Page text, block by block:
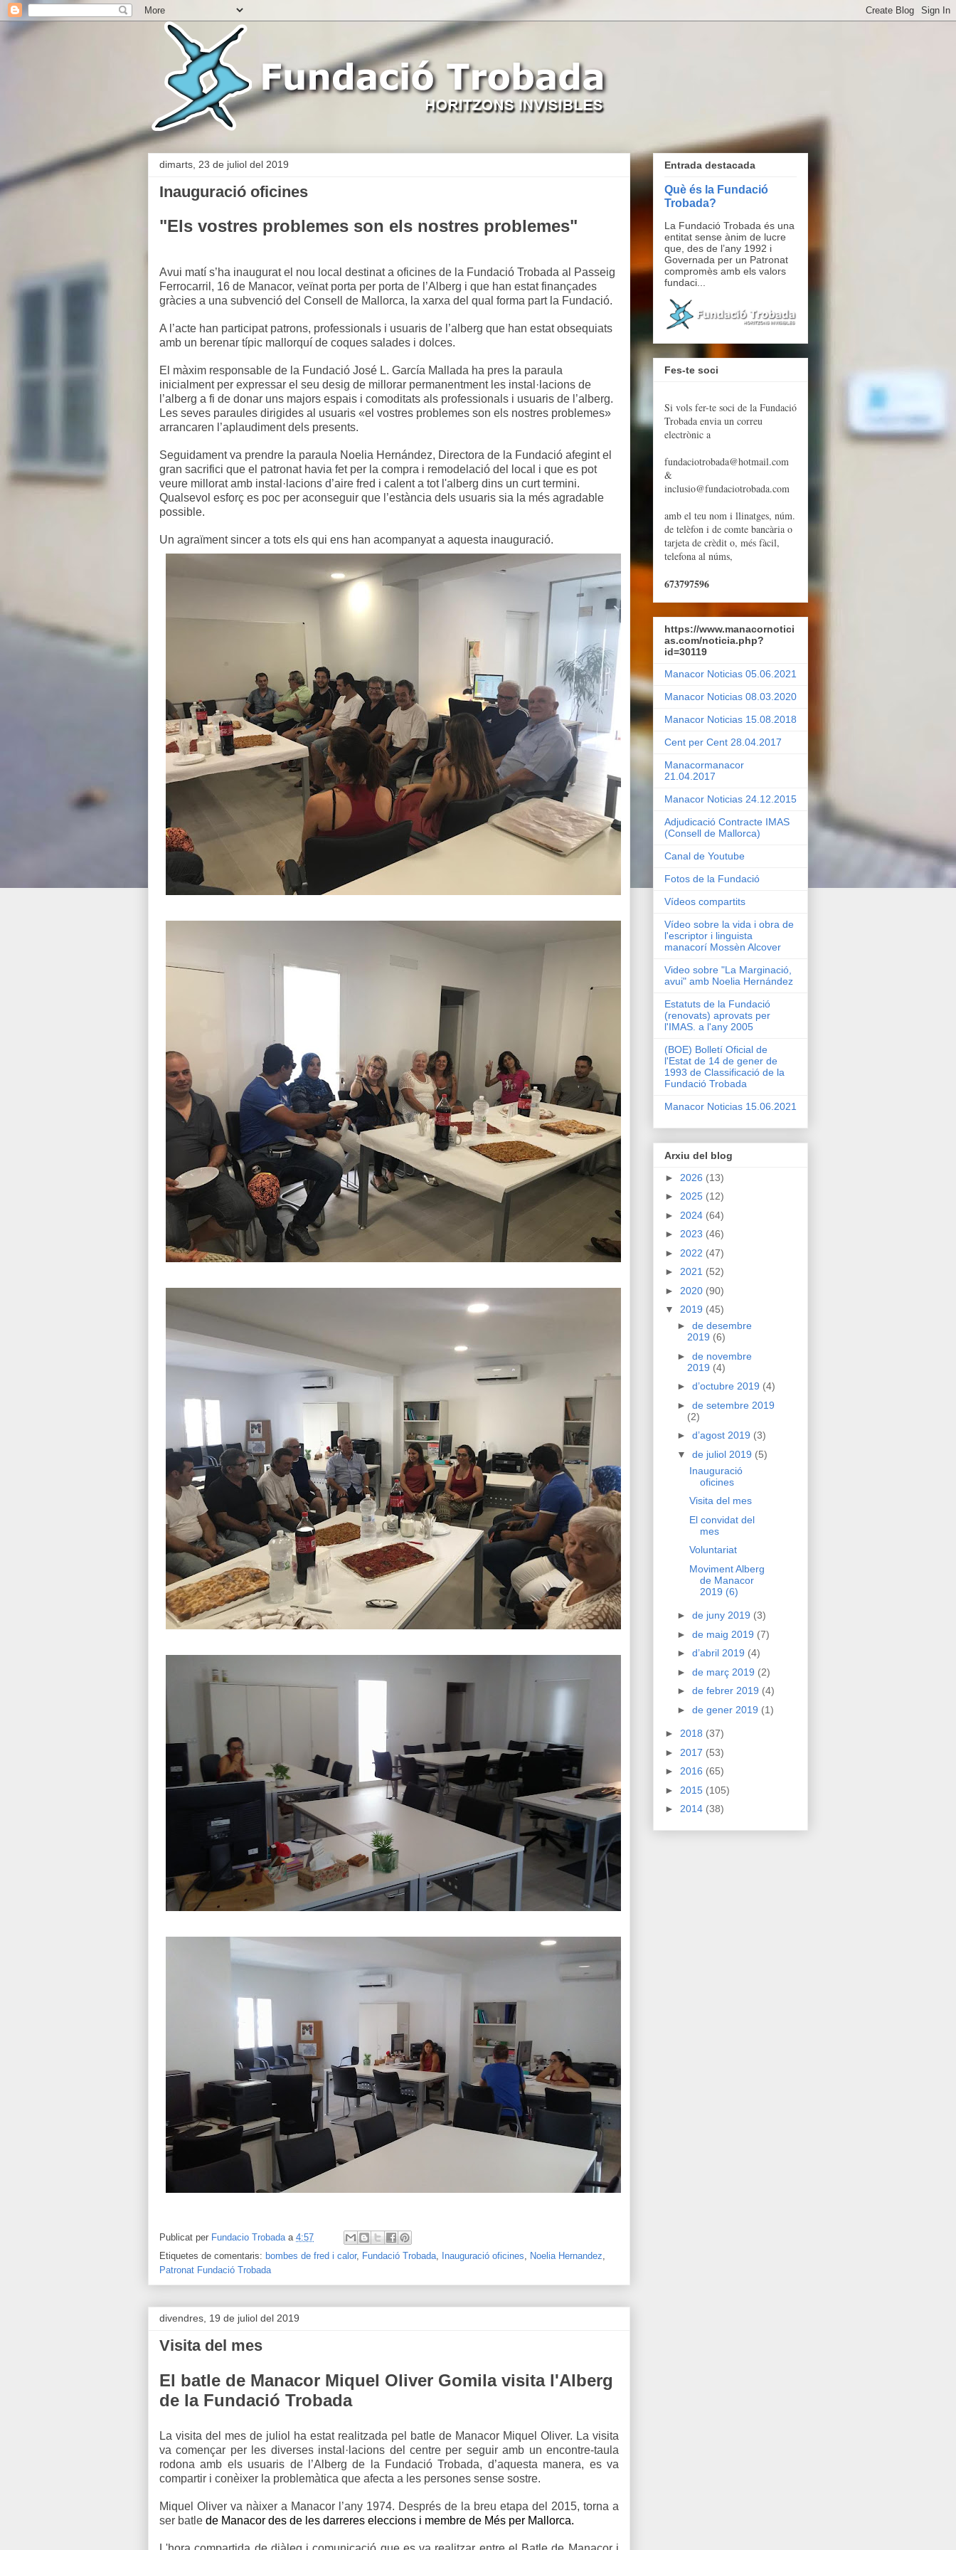
dimarts, 23 de juliol del 2019
Inauguració oficines
"Els vostres problemes son els nostres problemes"
Avui matí s’ha inaugurat el nou local destinat a oficines de la Fundació Trobada al Passeig
Ferrocarril, 16 de Manacor, veïnat porta per porta de l’Alberg i que han estat finançades
gràcies a una subvenció del Consell de Mallorca, la xarxa del qual forma part la Fundació.
A l’acte han participat patrons, professionals i usuaris de l’alberg que han estat obsequiats
amb un berenar típic mallorquí de coques salades i dolces.
El màxim responsable de la Fundació José L. García Mallada ha pres la paraula
inicialment per expressar el seu desig de millorar permanentment les instal·lacions de
l’alberg a fi de donar uns majors espais i comoditats als professionals i usuaris de l’alberg.
Les seves paraules dirigides al usuaris «el vostres problemes son els nostres problemes»
arrancaren l’aplaudiment dels presents.
Seguidament va prendre la paraula Noelia Hernández, Directora de la Fundació afegint el
gran sacrifici que el patronat havia fet per la compra i remodelació del local i que es pot
veure millorat amb instal·lacions d’aire fred i calent a tot l'alberg dins un curt termini.
Qualsevol esforç es poc per aconseguir que l’estància dels usuaris sia la més agradable
possible.
Un agraïment sincer a tots els qui ens han acompanyat a aquesta inauguració.
Publicat per Fundacio Trobada a 4:57
Etiquetes de comentaris: bombes de fred i calor, Fundació Trobada, Inauguració oficines, Noelia Hernandez,
Patronat Fundació Trobada
divendres, 19 de juliol del 2019
Visita del mes
El batle de Manacor Miquel Oliver Gomila visita l'Alberg
de la Fundació Trobada
La visita del mes de juliol ha estat realitzada pel batle de Manacor Miquel Oliver. La visita
va començar per les diverses instal·lacions del centre per seguir amb un encontre-taula
rodona amb els usuaris de l’Alberg de la Fundació Trobada, d’aquesta manera, es va
compartir i conèixer la problemàtica que afecta a les persones sense sostre.
Miquel Oliver va nàixer a Manacor l’any 1974. Després de la breu etapa del 2015, torna a
ser batle de Manacor des de les darreres eleccions i membre de Més per Mallorca.
Entrada destacada
Què és la Fundació
Trobada?
La Fundació Trobada és una
entitat sense ànim de lucre
que, des de l’any 1992 i
Governada per un Patronat
compromès amb els valors
fundaci...
Fes-te soci
Si vols fer-te soci de la Fundació
Trobada envia un correu
electrònic a
fundaciotrobada@hotmail.com
&
inclusio@fundaciotrobada.com
amb el teu nom i llinatges, núm.
de telèfon i de comte bancària o
tarjeta de crèdit o, més fàcil,
telefona al núms,
673797596
https://www.manacornotici
as.com/noticia.php?
id=30119
Manacor Noticias 05.06.2021
Manacor Noticias 08.03.2020
Manacor Noticias 15.08.2018
Cent per Cent 28.04.2017
Manacormanacor
21.04.2017
Manacor Noticias 24.12.2015
Adjudicació Contracte IMAS
(Consell de Mallorca)
Canal de Youtube
Fotos de la Fundació
Vídeos compartits
Vídeo sobre la vida i obra de
l'escriptor i linguista
manacorí Mossèn Alcover
Video sobre "La Marginació,
avui" amb Noelia Hernández
Estatuts de la Fundació
(renovats) aprovats per
l'IMAS. a l'any 2005
(BOE) Bolletí Oficial de
l'Estat de 14 de gener de
1993 de Classificació de la
Fundació Trobada
Manacor Noticias 15.06.2021
Arxiu del blog
► 2026 (13)
► 2025 (12)
► 2024 (64)
► 2023 (46)
► 2022 (47)
► 2021 (52)
► 2020 (90)
▼ 2019 (45)
► de desembre
2019 (6)
► de novembre
2019 (4)
► d’octubre 2019 (4)
► de setembre 2019
(2)
► d’agost 2019 (3)
▼ de juliol 2019 (5)
Inauguració
oficines
Visita del mes
El convidat del
mes
Voluntariat
Moviment Alberg
de Manacor
2019 (6)
► de juny 2019 (3)
► de maig 2019 (7)
► d’abril 2019 (4)
► de març 2019 (2)
► de febrer 2019 (4)
► de gener 2019 (1)
► 2018 (37)
► 2017 (53)
► 2016 (65)
► 2015 (105)
► 2014 (38)